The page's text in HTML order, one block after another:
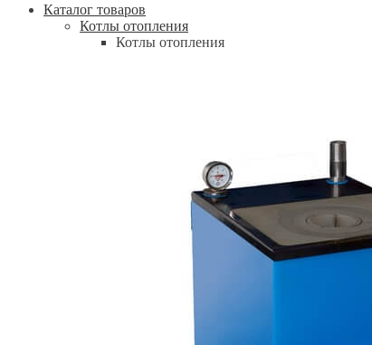
Каталог товаров
Котлы отопления
Котлы отопления